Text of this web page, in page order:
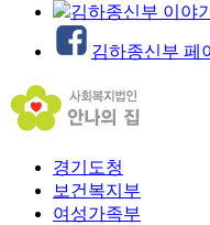
김하종신부 이야기
김하종신부 페
경기도청
보건복지부
여성가족부